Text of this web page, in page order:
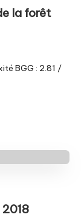
la forêt
BGG : 2.81 /